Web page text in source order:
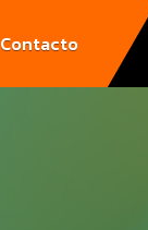
Contacto